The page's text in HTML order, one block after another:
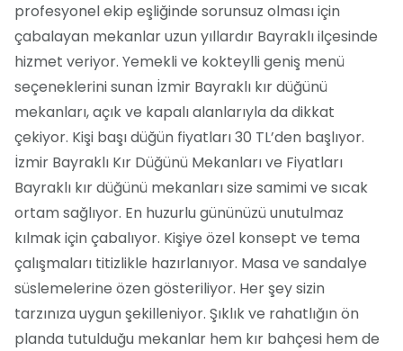
profesyonel ekip eşliğinde sorunsuz olması için
çabalayan mekanlar uzun yıllardır Bayraklı ilçesinde
hizmet veriyor. Yemekli ve kokteylli geniş menü
seçeneklerini sunan İzmir Bayraklı kır düğünü
mekanları, açık ve kapalı alanlarıyla da dikkat
çekiyor. Kişi başı düğün fiyatları 30 TL’den başlıyor.
İzmir Bayraklı Kır Düğünü Mekanları ve Fiyatları
Bayraklı kır düğünü mekanları size samimi ve sıcak
ortam sağlıyor. En huzurlu gününüzü unutulmaz
kılmak için çabalıyor. Kişiye özel konsept ve tema
çalışmaları titizlikle hazırlanıyor. Masa ve sandalye
süslemelerine özen gösteriliyor. Her şey sizin
tarzınıza uygun şekilleniyor. Şıklık ve rahatlığın ön
planda tutulduğu mekanlar hem kır bahçesi hem de